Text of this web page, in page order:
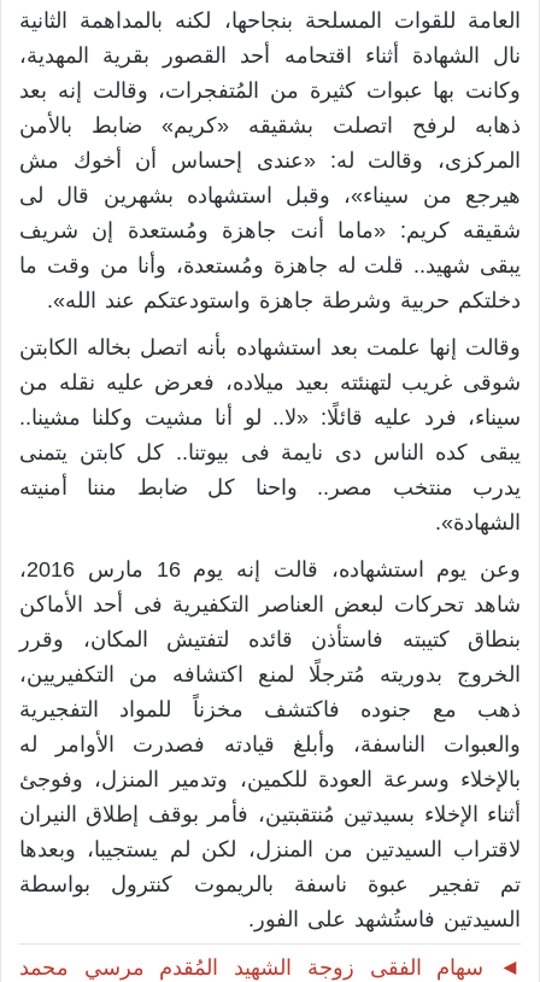
العامة للقوات المسلحة بنجاحها، لكنه بالمداهمة الثانية
نال الشهادة أثناء اقتحامه أحد القصور بقرية المهدية،
وكانت بها عبوات كثيرة من المُتفجرات، وقالت إنه بعد
ذهابه لرفح اتصلت بشقيقه «كريم» ضابط بالأمن
المركزى، وقالت له: «عندى إحساس أن أخوك مش
هيرجع من سيناء»، وقبل استشهاده بشهرين قال لى
شقيقه كريم: «ماما أنت جاهزة ومُستعدة إن شريف
يبقى شهيد.. قلت له جاهزة ومُستعدة، وأنا من وقت ما
دخلتكم حربية وشرطة جاهزة واستودعتكم عند الله».
وقالت إنها علمت بعد استشهاده بأنه اتصل بخاله الكابتن
شوقى غريب لتهنئته بعيد ميلاده، فعرض عليه نقله من
سيناء، فرد عليه قائلًا: «لا.. لو أنا مشيت وكلنا مشينا..
يبقى كده الناس دى نايمة فى بيوتنا.. كل كابتن يتمنى
يدرب منتخب مصر.. واحنا كل ضابط مننا أمنيته
الشهادة».
وعن يوم استشهاده، قالت إنه يوم 16 مارس 2016،
شاهد تحركات لبعض العناصر التكفيرية فى أحد الأماكن
بنطاق كتيبته فاستأذن قائده لتفتيش المكان، وقرر
الخروج بدوريته مُترجلًا لمنع اكتشافه من التكفيريين،
ذهب مع جنوده فاكتشف مخزناً للمواد التفجيرية
والعبوات الناسفة، وأبلغ قيادته فصدرت الأوامر له
بالإخلاء وسرعة العودة للكمين، وتدمير المنزل، وفوجئ
أثناء الإخلاء بسيدتين مُنتقبتين، فأمر بوقف إطلاق النيران
لاقتراب السيدتين من المنزل، لكن لم يستجيبا، وبعدها
تم تفجير عبوة ناسفة بالريموت كنترول بواسطة
السيدتين فاستُشهد على الفور.
◄ سهام الفقى زوجة الشهيد المُقدم مرسي محمد